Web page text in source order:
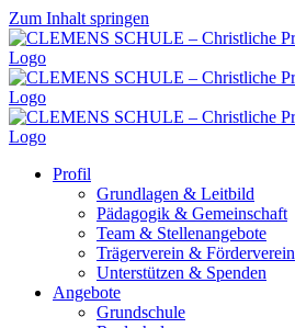
Zum Inhalt springen
Profil
Grundlagen & Leitbild
Pädagogik & Gemeinschaft
Team & Stellenangebote
Trägerverein & Förderverein
Unterstützen & Spenden
Angebote
Grundschule